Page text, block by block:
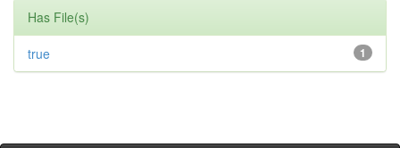
Has File(s)
1
true